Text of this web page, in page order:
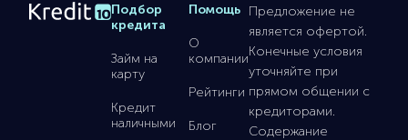
Подбор
кредита
Займ на
карту
Кредит
наличными
Помощь
О
компании
Рейтинги
Блог
Предложение не
является офертой.
Конечные условия
уточняйте при
прямом общении с
кредиторами.
Содержание